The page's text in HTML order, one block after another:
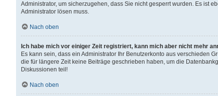
Administrator, um sicherzugehen, dass Sie nicht gesperrt wurden. Es ist
Administrator lösen muss.
Nach oben
Ich habe mich vor einiger Zeit registriert, kann mich aber nicht mehr
Es kann sein, dass ein Administrator Ihr Benutzerkonto aus verschieden
die für längere Zeit keine Beiträge geschrieben haben, um die
Diskussionen teil!
Nach oben